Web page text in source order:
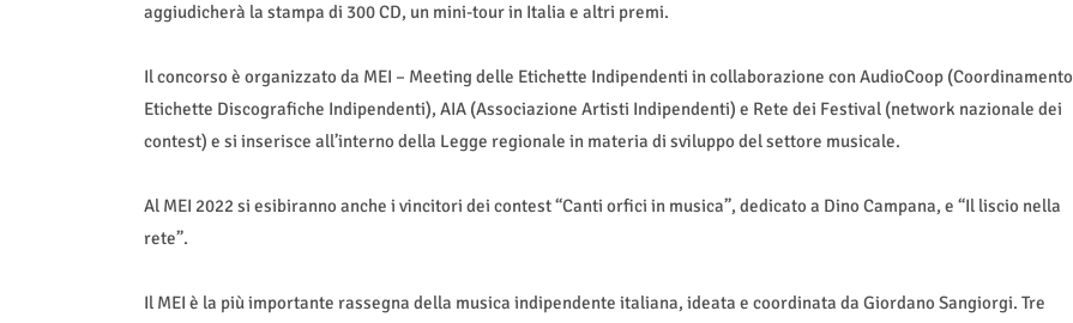
aggiudicherà la stampa di 300 CD, un mini-tour in Italia e altri premi.
Il concorso è organizzato da MEI – Meeting delle Etichette Indipendenti in collaborazione con AudioCoop (Coordinamento
Etichette Discografiche Indipendenti), AIA (Associazione Artisti Indipendenti) e Rete dei Festival (network nazionale dei
contest) e si inserisce all’interno della Legge regionale in materia di sviluppo del settore musicale.
Al MEI 2022 si esibiranno anche i vincitori dei contest “Canti orfici in musica”, dedicato a Dino Campana, e “Il liscio nella
rete”.
Il MEI è la più importante rassegna della musica indipendente italiana, ideata e coordinata da Giordano Sangiorgi. Tre